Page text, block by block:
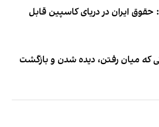
ایران در دریای کاسپین قابل
که میان رفتن، دیده شدن و بازگشت